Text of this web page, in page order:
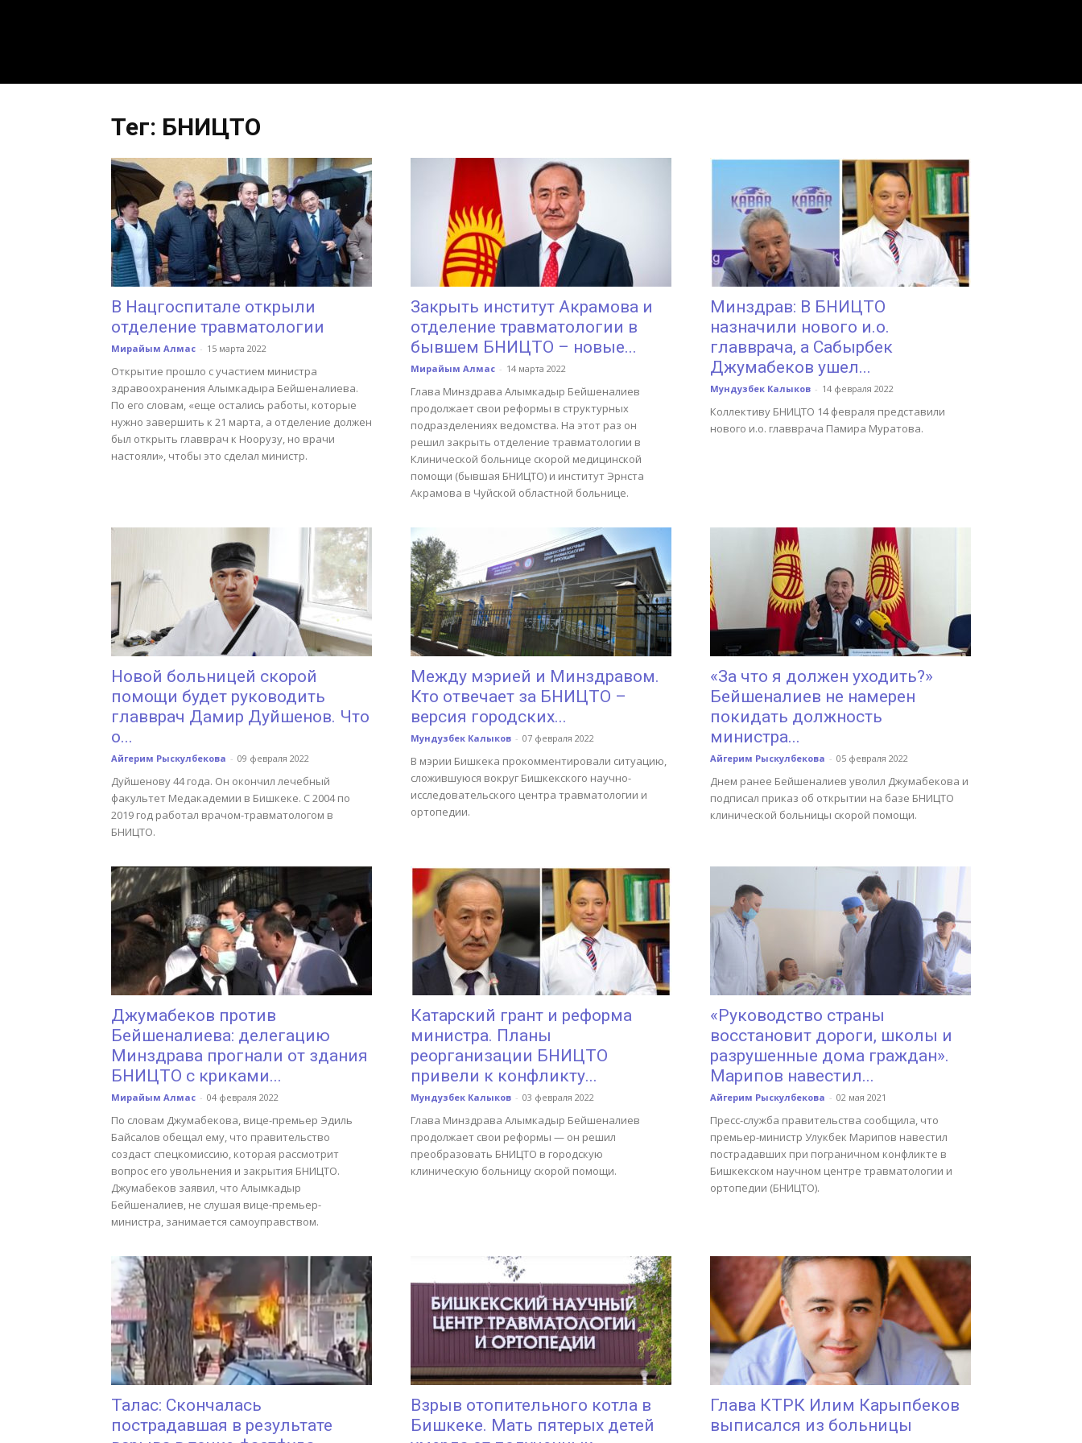
Тег: БНИЦТО
В Нацгоспитале открыли
отделение травматологии
Мирайым Алмас - 15 марта 2022
Открытие прошло с участием министра
здравоохранения Алымкадыра Бейшеналиева.
По его словам, «еще остались работы, которые
нужно завершить к 21 марта, а отделение должен
был открыть главврач к Ноорузу, но врачи
настояли», чтобы это сделал министр.
Закрыть институт Акрамова и
отделение травматологии в
бывшем БНИЦТО – новые...
Мирайым Алмас - 14 марта 2022
Глава Минздрава Алымкадыр Бейшеналиев
продолжает свои реформы в структурных
подразделениях ведомства. На этот раз он
решил закрыть отделение травматологии в
Клинической больнице скорой медицинской
помощи (бывшая БНИЦТО) и институт Эрнста
Акрамова в Чуйской областной больнице.
Минздрав: В БНИЦТО
назначили нового и.о.
главврача, а Сабырбек
Джумабеков ушел...
Мундузбек Калыков - 14 февраля 2022
Коллективу БНИЦТО 14 февраля представили
нового и.о. главврача Памира Муратова.
Новой больницей скорой
помощи будет руководить
главврач Дамир Дуйшенов. Что
о...
Айгерим Рыскулбекова - 09 февраля 2022
Дуйшенову 44 года. Он окончил лечебный
факультет Медакадемии в Бишкеке. С 2004 по
2019 год работал врачом-травматологом в
БНИЦТО.
Между мэрией и Минздравом.
Кто отвечает за БНИЦТО –
версия городских...
Мундузбек Калыков - 07 февраля 2022
В мэрии Бишкека прокомментировали ситуацию,
сложившуюся вокруг Бишкекского научно-
исследовательского центра травматологии и
ортопедии.
«За что я должен уходить?»
Бейшеналиев не намерен
покидать должность
министра...
Айгерим Рыскулбекова - 05 февраля 2022
Днем ранее Бейшеналиев уволил Джумабекова и
подписал приказ об открытии на базе БНИЦТО
клинической больницы скорой помощи.
Джумабеков против
Бейшеналиева: делегацию
Минздрава прогнали от здания
БНИЦТО с криками...
Мирайым Алмас - 04 февраля 2022
По словам Джумабекова, вице-премьер Эдиль
Байсалов обещал ему, что правительство
создаст спецкомиссию, которая рассмотрит
вопрос его увольнения и закрытия БНИЦТО.
Джумабеков заявил, что Алымкадыр
Бейшеналиев, не слушая вице-премьер-
министра, занимается самоуправством.
Катарский грант и реформа
министра. Планы
реорганизации БНИЦТО
привели к конфликту...
Мундузбек Калыков - 03 февраля 2022
Глава Минздрава Алымкадыр Бейшеналиев
продолжает свои реформы — он решил
преобразовать БНИЦТО в городскую
клиническую больницу скорой помощи.
«Руководство страны
восстановит дороги, школы и
разрушенные дома граждан».
Марипов навестил...
Айгерим Рыскулбекова - 02 мая 2021
Пресс-служба правительства сообщила, что
премьер-министр Улукбек Марипов навестил
пострадавших при пограничном конфликте в
Бишкекском научном центре травматологии и
ортопедии (БНИЦТО).
Талас: Скончалась
пострадавшая в результате
Взрыв отопительного котла в
Бишкеке. Мать пятерых детей
Глава КТРК Илим Карыпбеков
выписался из больницы